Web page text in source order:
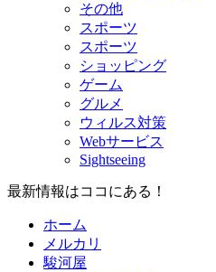
その他
スポーツ
スポーツ
ショッピング
ゲーム
グルメ
ウィルス対策
Webサービス
Sightseeing
最新情報はココにある！
ホーム
メルカリ
駿河屋